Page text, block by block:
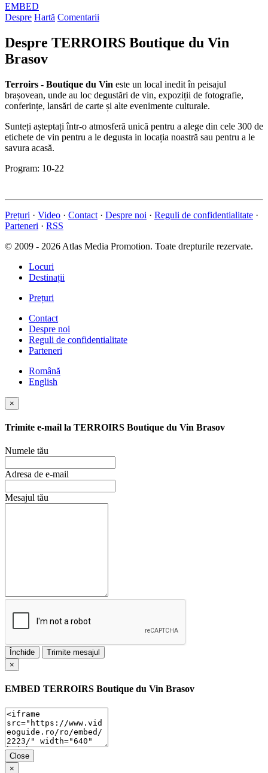
EMBED
Despre Hartă Comentarii
Despre TERROIRS Boutique du Vin
Brasov
Terroirs - Boutique du Vin este un local inedit în peisajul
brașovean, unde au loc degustări de vin, expoziții de fotografie,
conferințe, lansări de carte și alte evenimente culturale.
Sunteți așteptați într-o atmosferă unică pentru a alege din cele 300 de
etichete de vin pentru a le degusta in locația noastră sau pentru a le
savura acasă.
Program: 10-22
Prețuri · Video · Contact · Despre noi · Reguli de confidentialitate ·
Parteneri · RSS
© 2009 - 2026 Atlas Media Promotion. Toate drepturile rezervate.
Locuri
Destinații
Prețuri
Contact
Despre noi
Reguli de confidentialitate
Parteneri
Română
English
×
Trimite e-mail la TERROIRS Boutique du Vin Brasov
Numele tău
Adresa de e-mail
Mesajul tău
Închide
Trimite mesajul
×
EMBED TERROIRS Boutique du Vin Brasov
Close
×